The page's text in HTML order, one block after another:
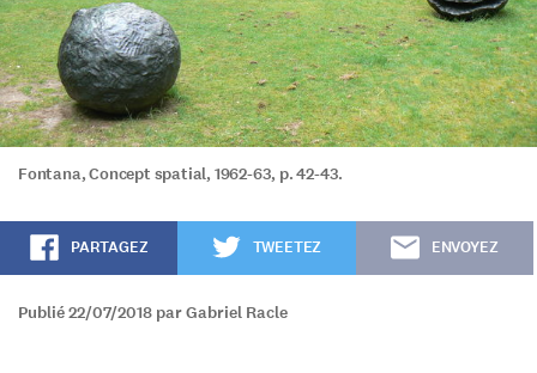
Fontana, Concept spatial, 1962-63, p. 42-43.
PARTAGEZ TWEETEZ ENVOYEZ
Publié 22/07/2018 par Gabriel Racle